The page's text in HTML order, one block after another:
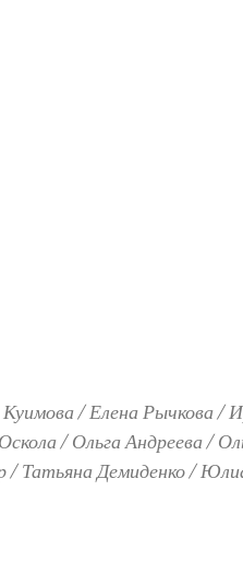
Елена Рычкова
Ольга Андреева
Татьяна Демиденко